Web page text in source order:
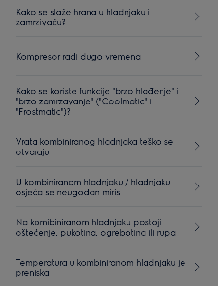
Kako se slaže hrana u hladnjaku i
zamrzivaču?
Kompresor radi dugo vremena
Kako se koriste funkcije "brzo hlađenje" i
"brzo zamrzavanje" ("Coolmatic" i
"Frostmatic")?
Vrata kombiniranog hladnjaka teško se
otvaraju
U kombiniranom hladnjaku / hladnjaku
osjeća se neugodan miris
Na komibiniranom hladnjaku postoji
oštećenje, pukotina, ogrebotina ili rupa
Temperatura u kombiniranom hladnjaku je
preniska